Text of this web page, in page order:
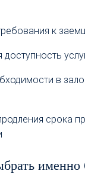
к
доступность
в
срока
именно